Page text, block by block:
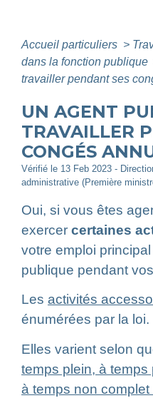
Accueil particuliers >
dans la fonction publique
travailler pendant ses
UN AGENT
TRAVAILLER
CONGÉS
Vérifié le 13 Feb 2023 -
administrative (Première
Oui, si vous êtes
exercer certaines
votre emploi
publique pendant
Les activités
énumérées par la loi.
Elles varient selon
temps plein, à temps
à temps non